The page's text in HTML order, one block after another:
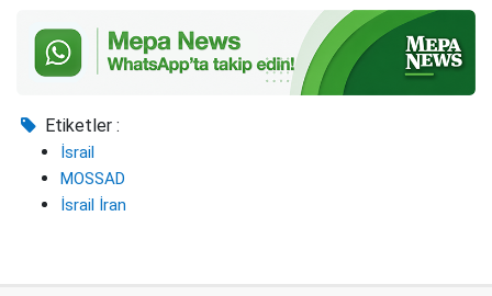
Etiketler :
İsrail
MOSSAD
İsrail İran